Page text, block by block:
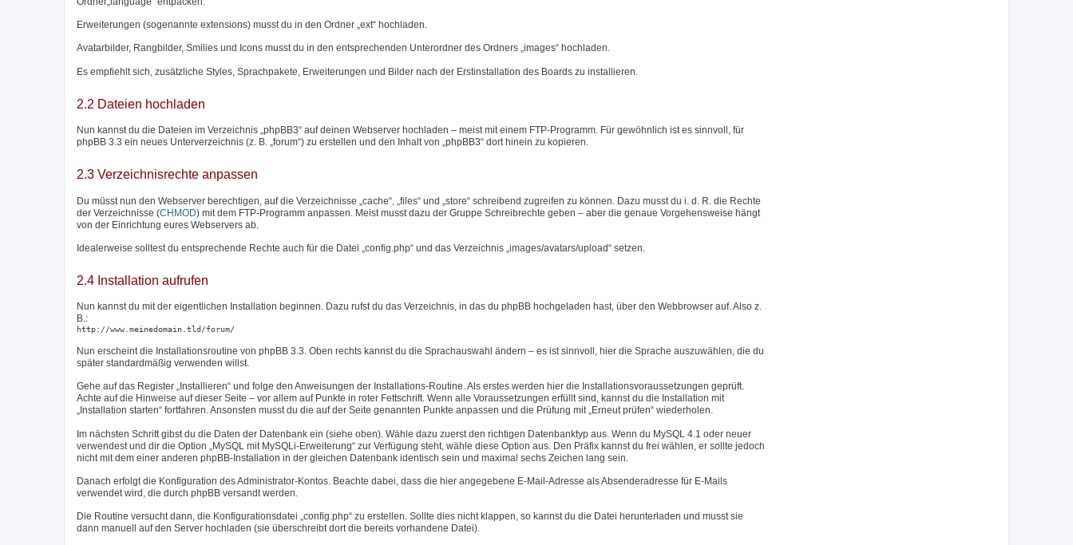
Erweiterungen (sogenannte extensions) musst du in den Ordner „ext“ hochladen.
Avatarbilder, Rangbilder, Smilies und Icons musst du in den entsprechenden Unterordner des Ordners „images“ hochladen.
Es empfiehlt sich, zusätzliche Styles, Sprachpakete, Erweiterungen und Bilder nach der Erstinstallation des Boards zu installieren.
2.2 Dateien hochladen
Nun kannst du die Dateien im Verzeichnis „phpBB3“ auf deinen Webserver hochladen – meist mit einem FTP-Programm. Für gewöhnlich ist es sinnvoll, für
phpBB 3.3 ein neues Unterverzeichnis (z. B. „forum“) zu erstellen und den Inhalt von „phpBB3“ dort hinein zu kopieren.
2.3 Verzeichnisrechte anpassen
Du müsst nun den Webserver berechtigen, auf die Verzeichnisse „cache“, „files“ und „store“ schreibend zugreifen zu können. Dazu musst du i. d. R. die Rechte
der Verzeichnisse (CHMOD) mit dem FTP-Programm anpassen. Meist musst dazu der Gruppe Schreibrechte geben – aber die genaue Vorgehensweise hängt
von der Einrichtung eures Webservers ab.
Idealerweise solltest du entsprechende Rechte auch für die Datei „config.php“ und das Verzeichnis „images/avatars/upload“ setzen.
2.4 Installation aufrufen
Nun kannst du mit der eigentlichen Installation beginnen. Dazu rufst du das Verzeichnis, in das du phpBB hochgeladen hast, über den Webbrowser auf. Also z.
B.:
http://www.meinedomain.tld/forum/
Nun erscheint die Installationsroutine von phpBB 3.3. Oben rechts kannst du die Sprachauswahl ändern – es ist sinnvoll, hier die Sprache auszuwählen, die du
später standardmäßig verwenden willst.
Gehe auf das Register „Installieren“ und folge den Anweisungen der Installations-Routine. Als erstes werden hier die Installationsvoraussetzungen geprüft.
Achte auf die Hinweise auf dieser Seite – vor allem auf Punkte in roter Fettschrift. Wenn alle Voraussetzungen erfüllt sind, kannst du die Installation mit
„Installation starten“ fortfahren. Ansonsten musst du die auf der Seite genannten Punkte anpassen und die Prüfung mit „Erneut prüfen“ wiederholen.
Im nächsten Schritt gibst du die Daten der Datenbank ein (siehe oben). Wähle dazu zuerst den richtigen Datenbanktyp aus. Wenn du MySQL 4.1 oder neuer
verwendest und dir die Option „MySQL mit MySQLi-Erweiterung“ zur Verfügung steht, wähle diese Option aus. Den Präfix kannst du frei wählen, er sollte jedoch
nicht mit dem einer anderen phpBB-Installation in der gleichen Datenbank identisch sein und maximal sechs Zeichen lang sein.
Danach erfolgt die Konfiguration des Administrator-Kontos. Beachte dabei, dass die hier angegebene E-Mail-Adresse als Absenderadresse für E-Mails
verwendet wird, die durch phpBB versandt werden.
Die Routine versucht dann, die Konfigurationsdatei „config.php“ zu erstellen. Sollte dies nicht klappen, so kannst du die Datei herunterladen und musst sie
dann manuell auf den Server hochladen (sie überschreibt dort die bereits vorhandene Datei).